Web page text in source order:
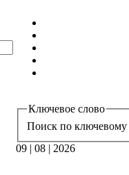
Ключевое слово
Поиск по ключевому
09 | 08 | 2026